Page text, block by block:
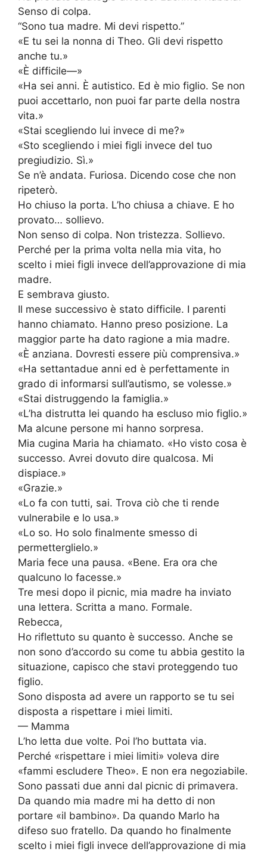
Senso di colpa.
“Sono tua madre. Mi devi rispetto.”
«E tu sei la nonna di Theo. Gli devi rispetto
anche tu.»
«È difficile—»
«Ha sei anni. È autistico. Ed è mio figlio. Se non
puoi accettarlo, non puoi far parte della nostra
vita.»
«Stai scegliendo lui invece di me?»
«Sto scegliendo i miei figli invece del tuo
pregiudizio. Sì.»
Se n’è andata. Furiosa. Dicendo cose che non
ripeterò.
Ho chiuso la porta. L’ho chiusa a chiave. E ho
provato… sollievo.
Non senso di colpa. Non tristezza. Sollievo.
Perché per la prima volta nella mia vita, ho
scelto i miei figli invece dell’approvazione di mia
madre.
E sembrava giusto.
Il mese successivo è stato difficile. I parenti
hanno chiamato. Hanno preso posizione. La
maggior parte ha dato ragione a mia madre.
«È anziana. Dovresti essere più comprensiva.»
«Ha settantadue anni ed è perfettamente in
grado di informarsi sull’autismo, se volesse.»
«Stai distruggendo la famiglia.»
«L’ha distrutta lei quando ha escluso mio figlio.»
Ma alcune persone mi hanno sorpresa.
Mia cugina Maria ha chiamato. «Ho visto cosa è
successo. Avrei dovuto dire qualcosa. Mi
dispiace.»
«Grazie.»
«Lo fa con tutti, sai. Trova ciò che ti rende
vulnerabile e lo usa.»
«Lo so. Ho solo finalmente smesso di
permetterglielo.»
Maria fece una pausa. «Bene. Era ora che
qualcuno lo facesse.»
Tre mesi dopo il picnic, mia madre ha inviato
una lettera. Scritta a mano. Formale.
Rebecca,
Ho riflettuto su quanto è successo. Anche se
non sono d’accordo su come tu abbia gestito la
situazione, capisco che stavi proteggendo tuo
figlio.
Sono disposta ad avere un rapporto se tu sei
disposta a rispettare i miei limiti.
— Mamma
L’ho letta due volte. Poi l’ho buttata via.
Perché «rispettare i miei limiti» voleva dire
«fammi escludere Theo». E non era negoziabile.
Sono passati due anni dal picnic di primavera.
Da quando mia madre mi ha detto di non
portare «il bambino». Da quando Marlo ha
difeso suo fratello. Da quando ho finalmente
scelto i miei figli invece dell’approvazione di mia